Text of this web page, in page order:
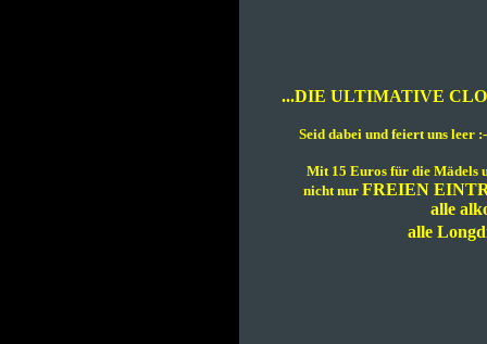
...DIE ULTIMATIVE
Seid dabei und feiert uns leer
Mit 15 Euros für die Mädels
nicht nur FREIEN
alle
alle